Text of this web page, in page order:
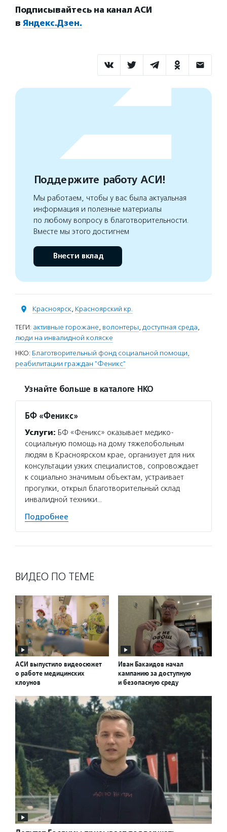
Подписывайтесь на канал АСИ
в Яндекс.Дзен.
Поддержите работу АСИ!
Мы работаем, чтобы у вас была актуальная
информация и полезные материалы
по любому вопросу в благотворительности.
Вместе мы этого достигнем
Внести вклад
Красноярск, Красноярский кр.
ТЕГИ: активные горожане, волонтеры, доступная среда,
люди на инвалидной коляске
НКО: Благотворительный фонд социальной помощи,
реабилитации граждан "Феникс"
Узнайте больше в каталоге НКО
БФ «Феникс»
Услуги: БФ «Феникс» оказывает медико-
социальную помощь на дому тяжелобольным
людям в Красноярском крае, организует для них
консультации узких специалистов, сопровождает
к социально значимым объектам, устраивает
прогулки, открыл благотворительный склад
инвалидной техники…
Подробнее
ВИДЕО ПО ТЕМЕ
АСИ выпустило видеосюжет
о работе медицинских
клоунов
Иван Бакаидов начал
кампанию за доступную
и безопасную среду